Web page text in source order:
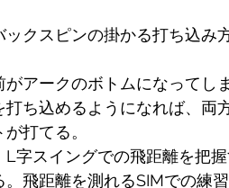
クスピンの掛かる打ち込み
アークのボトムになってし
ち込めるようになれば、両
打てる。
字スイングでの飛距離を把
飛距離を測れるSIMでの練